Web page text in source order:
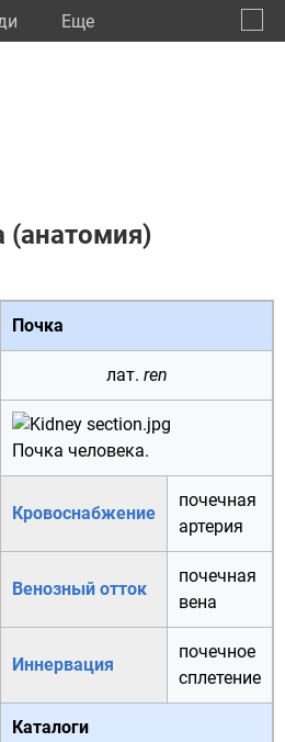
Eще
(анатомия)
Почка
лат. ren
Почка человека.
Кровоснабжение
почечная
артерия
Венозный отток
почечная
вена
Иннервация
почечное
сплетение
Каталоги